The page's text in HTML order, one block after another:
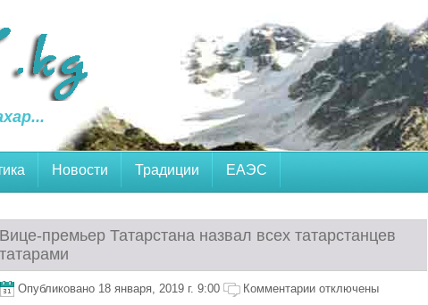
Новости Традиции ЕАЭС
Вице-премьер Татарстана назвал всех татарстанцев
татарами
Опубликовано 18 января, 2019 г. 9:00 Комментарии отключены